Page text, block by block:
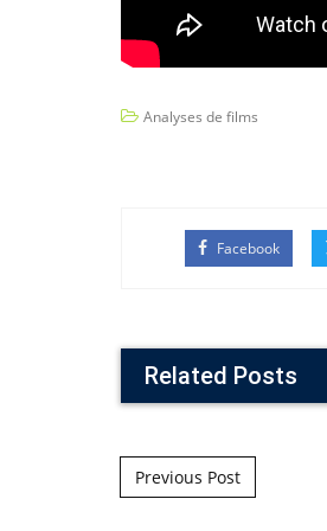
Analyses de films
Facebook
Related Posts
Post navigation
Previous Post